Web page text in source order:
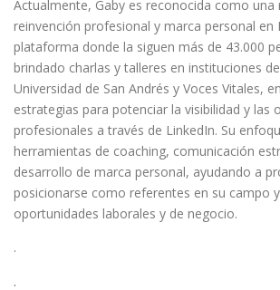
Actualmente, Gaby es reconocida como una
reinvención profesional y marca personal en
plataforma donde la siguen más de 43.000
brindado charlas y talleres en instituciones
Universidad de San Andrés y Voces Vitales,
estrategias para potenciar la visibilidad y las
profesionales a través de LinkedIn. Su
herramientas de coaching, comunicación
desarrollo de marca personal, ayudando a
posicionarse como referentes en su campo
oportunidades laborales y de negocio.
.
.